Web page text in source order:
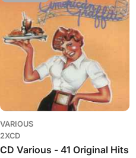
VARIOUS
2XCD
CD Various - 41 Original Hits